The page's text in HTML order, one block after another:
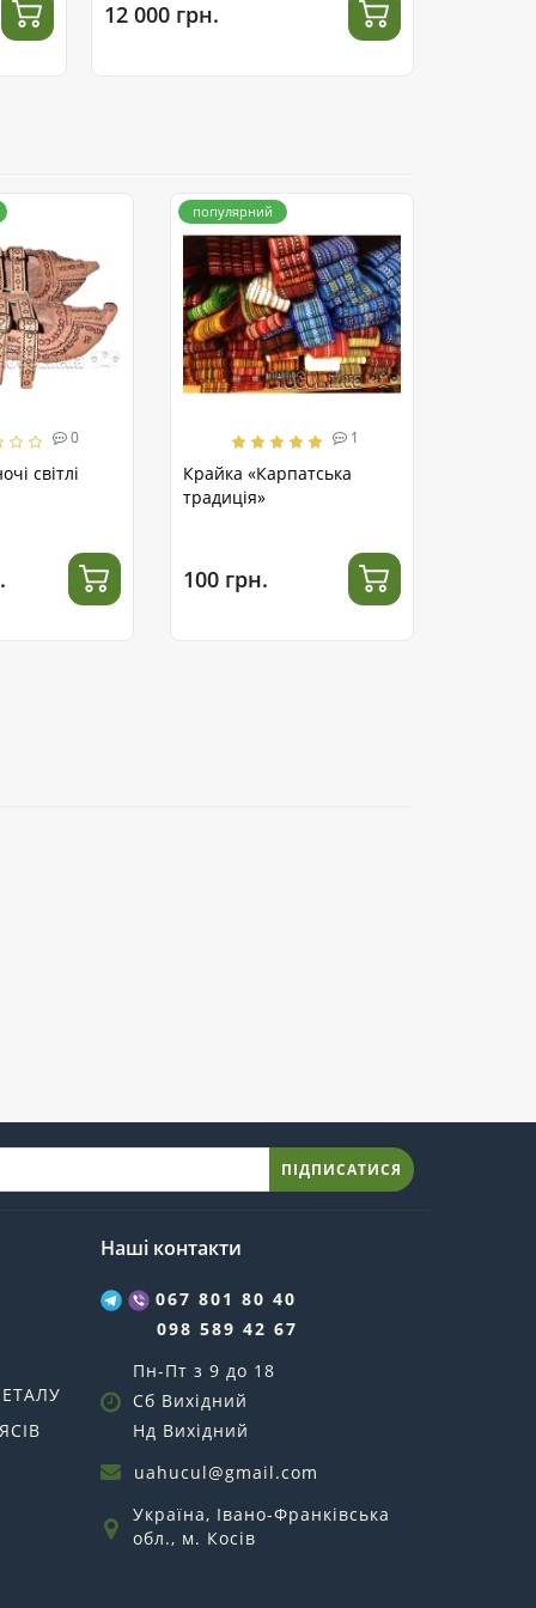
12 000 грн.
0
світлі
популярний
1
Крайка «Карпатська
традиція»
100 грн.
ПІДПИСАТИСЯ
Наші контакти
067 801 80 40
098 589 42 67
Пн-Пт з 9 до 18
Сб Вихідний
Нд Вихідний
uahucul@gmail.com
Україна, Івано-Франківська
обл., м. Косів